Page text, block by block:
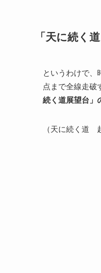
「天に続く
というわけで、
点まで全線走破
続く道展望台」
（天に続く道